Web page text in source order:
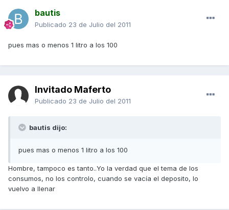
bautis
Publicado 23 de Julio del 2011
pues mas o menos 1 litro a los 100
Invitado Maferto
Publicado 23 de Julio del 2011
bautis dijo:
pues mas o menos 1 litro a los 100
Hombre, tampoco es tanto..Yo la verdad que el tema de los
consumos, no los controlo, cuando se vacía el deposito, lo
vuelvo a llenar